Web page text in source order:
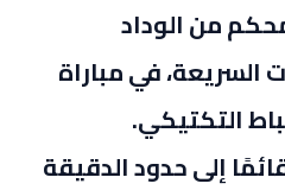
من الوداد
السريعة، في مباراة
التكتيكي.
إلى حدود الدقيقة